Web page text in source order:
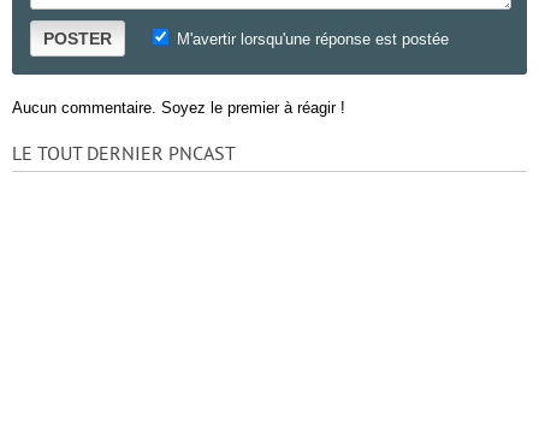
POSTER M'avertir lorsqu'une réponse est postée
Aucun commentaire. Soyez le premier à réagir !
LE TOUT DERNIER PNCAST